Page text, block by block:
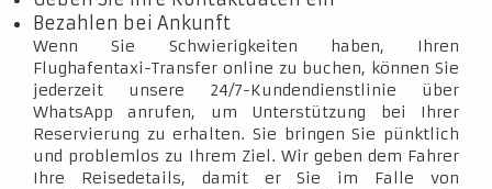
Bezahlen bei Ankunft
Wenn Sie Schwierigkeiten haben, Ihren
Flughafentaxi-Transfer online zu buchen, können Sie
jederzeit unsere 24/7-Kundendienstlinie über
WhatsApp anrufen, um Unterstützung bei Ihrer
Reservierung zu erhalten. Sie bringen Sie pünktlich
und problemlos zu Ihrem Ziel. Wir geben dem Fahrer
Ihre Reisedetails, damit er Sie im Falle von